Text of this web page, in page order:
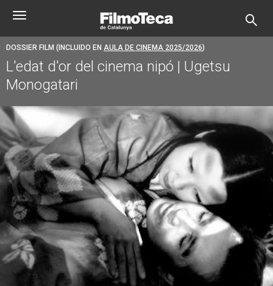
principal
Toggle
DOSSIER FILM (INCLUIDO EN AULA DE CINEMA 2025/2026)
L'edat d'or del cinema nipó | Ugetsu
Monogatari